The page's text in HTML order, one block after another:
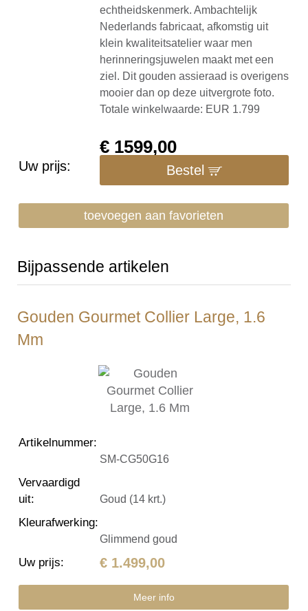
echtheidskenmerk. Ambachtelijk
Nederlands fabricaat, afkomstig uit
klein kwaliteitsatelier waar men
herinneringsjuwelen maakt met een
ziel. Dit gouden assieraad is overigens
mooier dan op deze uitvergrote foto.
Totale winkelwaarde: EUR 1.799
Uw prijs:
€ 1599,00
Bestel
toevoegen aan favorieten
Bijpassende artikelen
Gouden Gourmet Collier Large, 1.6
Mm
Artikelnummer:
SM-CG50G16
Vervaardigd
uit: Goud (14 krt.)
Kleurafwerking:
Glimmend goud
Uw prijs: € 1.499,00
Meer info